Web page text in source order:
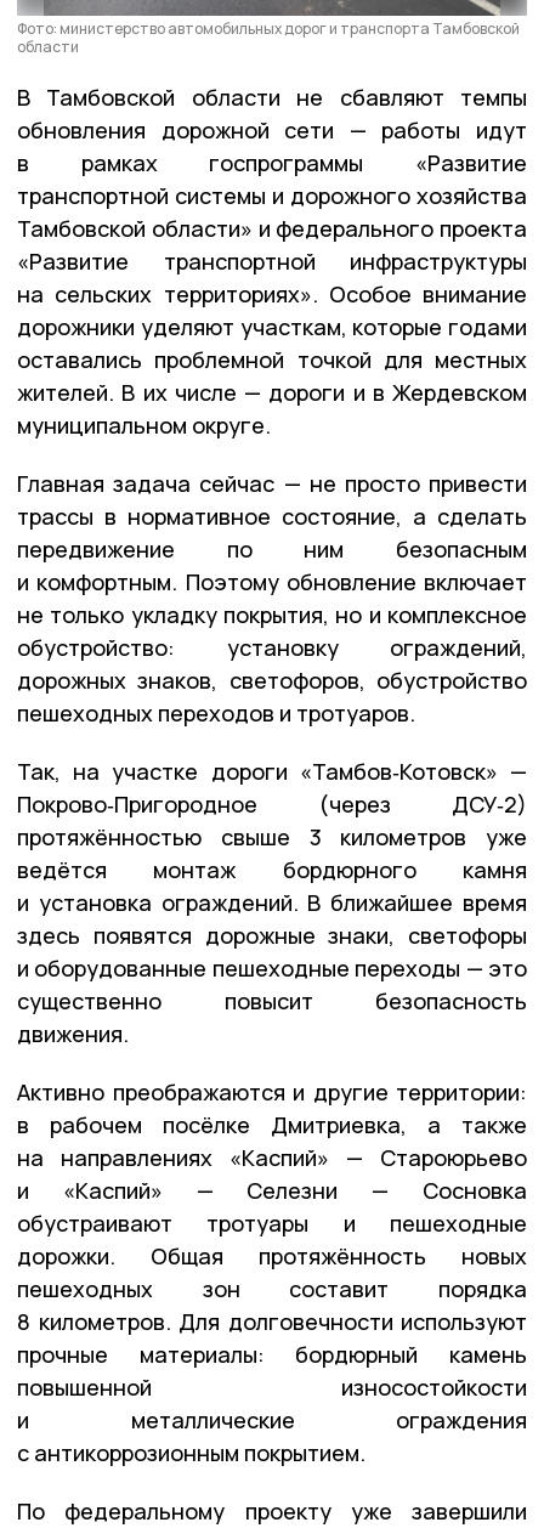
Фото: министерство автомобильных дорог и транспорта Тамбовской
области
В Тамбовской области не сбавляют темпы
обновления дорожной сети — работы идут
в рамках госпрограммы «Развитие
транспортной системы и дорожного хозяйства
Тамбовской области» и федерального проекта
«Развитие транспортной инфраструктуры
на сельских территориях». Особое внимание
дорожники уделяют участкам, которые годами
оставались проблемной точкой для местных
жителей. В их числе — дороги и в Жердевском
муниципальном округе.
Главная задача сейчас — не просто привести
трассы в нормативное состояние, а сделать
передвижение по ним безопасным
и комфортным. Поэтому обновление включает
не только укладку покрытия, но и комплексное
обустройство: установку ограждений,
дорожных знаков, светофоров, обустройство
пешеходных переходов и тротуаров.
Так, на участке дороги «Тамбов‑Котовск» —
Покрово‑Пригородное (через ДСУ‑2)
протяжённостью свыше 3 километров уже
ведётся монтаж бордюрного камня
и установка ограждений. В ближайшее время
здесь появятся дорожные знаки, светофоры
и оборудованные пешеходные переходы — это
существенно повысит безопасность
движения.
Активно преображаются и другие территории:
в рабочем посёлке Дмитриевка, а также
на направлениях «Каспий» — Староюрьево
и «Каспий» — Селезни — Сосновка
обустраивают тротуары и пешеходные
дорожки. Общая протяжённость новых
пешеходных зон составит порядка
8 километров. Для долговечности используют
прочные материалы: бордюрный камень
повышенной износостойкости
и металлические ограждения
с антикоррозионным покрытием.
По федеральному проекту уже завершили